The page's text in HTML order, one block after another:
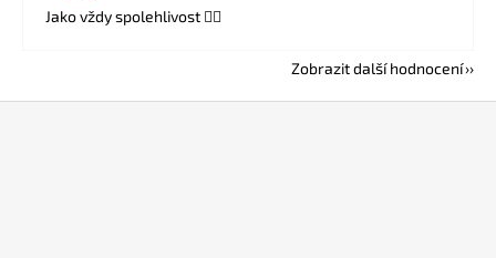
Jako vždy spolehlivost 👍🏻
Zobrazit další hodnocení